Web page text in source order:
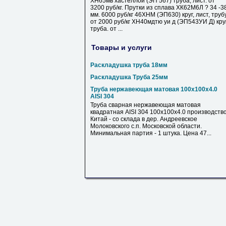
3200 руб/кг. Прутки из сплава ХК62М6Л ? 34 -
мм. 6000 руб/кг 46ХНМ (ЭП630) круг, лист,
от 2000 руб/кг ХН40мдтю уи д (ЭП543УИ Д)
труба. от ...
Товары и услуги
Раскладушка труба 18мм
Раскладушка Труба 25мм
Труба нержавеющая матовая 100х100х4.0
AISI 304
Труба сварная нержавеющая матовая
квадратная AISI 304 100х100х4.0
Китай - со склада в дер. Андреевское
Молоковского с.п. Московской области.
Минимальная партия - 1 штука. Цена 47...